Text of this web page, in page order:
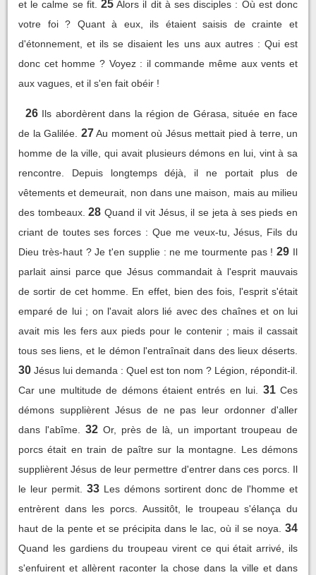
et le calme se fit. 25 Alors il dit à ses disciples : Où est donc
votre foi ? Quant à eux, ils étaient saisis de crainte et
d'étonnement, et ils se disaient les uns aux autres : Qui est
donc cet homme ? Voyez : il commande même aux vents et
aux vagues, et il s'en fait obéir !
26 Ils abordèrent dans la région de Gérasa, située en face
de la Galilée. 27 Au moment où Jésus mettait pied à terre, un
homme de la ville, qui avait plusieurs démons en lui, vint à sa
rencontre. Depuis longtemps déjà, il ne portait plus de
vêtements et demeurait, non dans une maison, mais au milieu
des tombeaux. 28 Quand il vit Jésus, il se jeta à ses pieds en
criant de toutes ses forces : Que me veux-tu, Jésus, Fils du
Dieu très-haut ? Je t'en supplie : ne me tourmente pas ! 29 Il
parlait ainsi parce que Jésus commandait à l'esprit mauvais
de sortir de cet homme. En effet, bien des fois, l'esprit s'était
emparé de lui ; on l'avait alors lié avec des chaînes et on lui
avait mis les fers aux pieds pour le contenir ; mais il cassait
tous ses liens, et le démon l'entraînait dans des lieux déserts.
30 Jésus lui demanda : Quel est ton nom ? Légion, répondit-il.
Car une multitude de démons étaient entrés en lui.
31 Ces
démons supplièrent Jésus de ne pas leur ordonner d'aller
dans l'abîme.
32 Or, près de là, un important troupeau de
porcs était en train de paître sur la montagne. Les démons
supplièrent Jésus de leur permettre d'entrer dans ces porcs. Il
le leur permit.
33 Les démons sortirent donc de l'homme et
entrèrent dans les porcs. Aussitôt, le troupeau s'élança du
haut de la pente et se précipita dans le lac, où il se noya.
34
Quand les gardiens du troupeau virent ce qui était arrivé, ils
s'enfuirent et allèrent raconter la chose dans la ville et dans